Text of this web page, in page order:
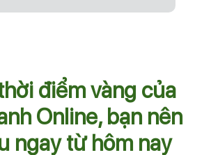
điểm vàng của
Online, bạn nên
ngay từ hôm nay